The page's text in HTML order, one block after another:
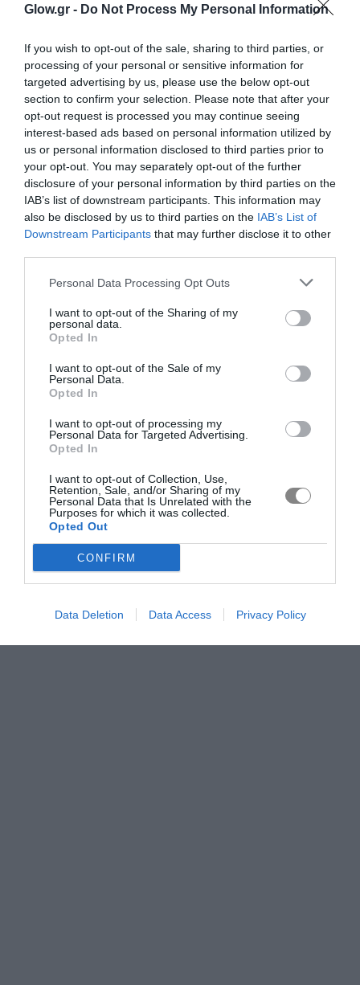
Glow.gr - Do Not Process My Personal Information
If you wish to opt-out of the sale, sharing to third parties, or
processing of your personal or sensitive information for
targeted advertising by us, please use the below opt-out
section to confirm your selection. Please note that after your
opt-out request is processed you may continue seeing
interest-based ads based on personal information utilized by
us or personal information disclosed to third parties prior to
your opt-out. You may separately opt-out of the further
disclosure of your personal information by third parties on the
IAB’s list of downstream participants. This information may
also be disclosed by us to third parties on the IAB’s List of
Downstream Participants that may further disclose it to other
Personal Data Processing Opt Outs
I want to opt-out of the Sharing of my
personal data.
Opted In
I want to opt-out of the Sale of my
Personal Data.
Opted In
I want to opt-out of processing my
Personal Data for Targeted Advertising.
Opted In
I want to opt-out of Collection, Use,
Retention, Sale, and/or Sharing of my
Personal Data that Is Unrelated with the
Purposes for which it was collected.
Opted Out
CONFIRM
Data Deletion Data Access Privacy Policy